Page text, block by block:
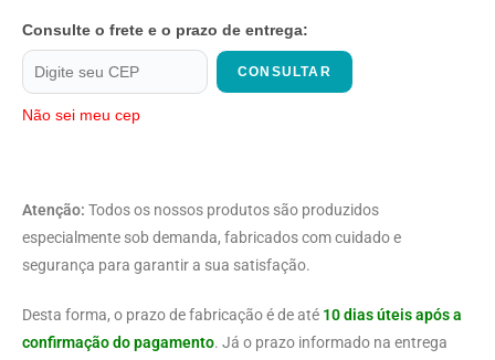
Consulte o frete e o prazo de entrega:
CONSULTAR
Não sei meu cep
Atenção: Todos os nossos produtos são produzidos
especialmente sob demanda, fabricados com cuidado e
segurança para garantir a sua satisfação.
Desta forma, o prazo de fabricação é de até 10 dias úteis após a
confirmação do pagamento. Já o prazo informado na entrega